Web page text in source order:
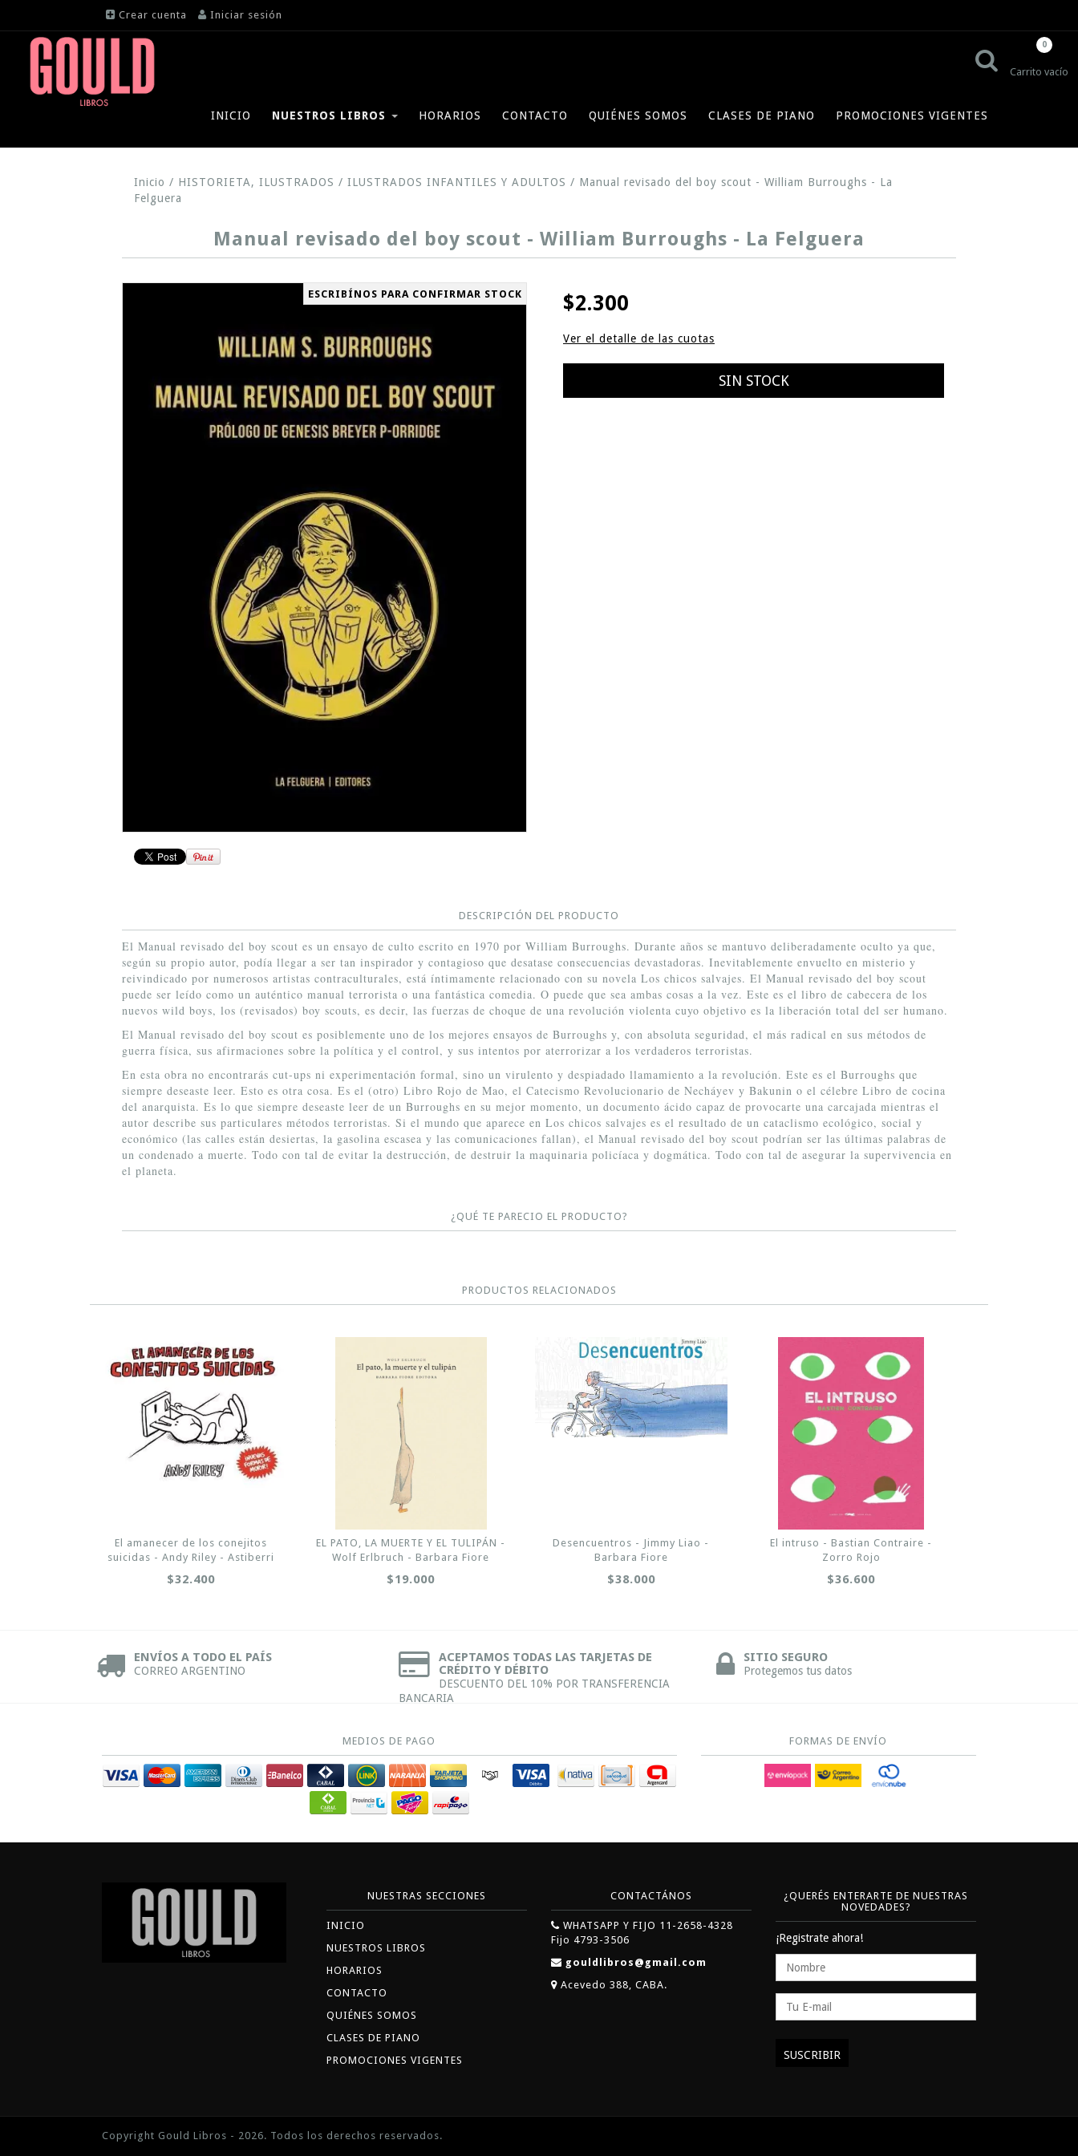
Crear cuenta Iniciar sesión
Carrito vacío
0
INICIO NUESTROS LIBROS HORARIOS CONTACTO QUIÉNES SOMOS CLASES DE PIANO PROMOCIONES VIGENTES
Inicio / HISTORIETA, ILUSTRADOS / ILUSTRADOS INFANTILES Y ADULTOS / Manual revisado del boy scout - William Burroughs - La
Felguera
Manual revisado del boy scout - William Burroughs - La Felguera
ESCRIBÍNOS PARA CONFIRMAR STOCK $2.300
Ver el detalle de las cuotas
DESCRIPCIÓN DEL PRODUCTO
El Manual revisado del boy scout es un ensayo de culto escrito en 1970 por William Burroughs. Durante años se mantuvo deliberadamente oculto ya que,
según su propio autor, podía llegar a ser tan inspirador y contagioso que desatase consecuencias devastadoras. Inevitablemente envuelto en misterio y
reivindicado por numerosos artistas contraculturales, está íntimamente relacionado con su novela Los chicos salvajes. El Manual revisado del boy scout
puede ser leído como un auténtico manual terrorista o una fantástica comedia. O puede que sea ambas cosas a la vez. Este es el libro de cabecera de los
nuevos wild boys, los (revisados) boy scouts, es decir, las fuerzas de choque de una revolución violenta cuyo objetivo es la liberación total del ser humano.
El Manual revisado del boy scout es posiblemente uno de los mejores ensayos de Burroughs y, con absoluta seguridad, el más radical en sus métodos de
guerra física, sus afirmaciones sobre la política y el control, y sus intentos por aterrorizar a los verdaderos terroristas.
En esta obra no encontrarás cut-ups ni experimentación formal, sino un virulento y despiadado llamamiento a la revolución. Este es el Burroughs que
siempre deseaste leer. Esto es otra cosa. Es el (otro) Libro Rojo de Mao, el Catecismo Revolucionario de Necháyev y Bakunin o el célebre Libro de cocina
del anarquista. Es lo que siempre deseaste leer de un Burroughs en su mejor momento, un documento ácido capaz de provocarte una carcajada mientras el
autor describe sus particulares métodos terroristas. Si el mundo que aparece en Los chicos salvajes es el resultado de un cataclismo ecológico, social y
económico (las calles están desiertas, la gasolina escasea y las comunicaciones fallan), el Manual revisado del boy scout podrían ser las últimas palabras de
un condenado a muerte. Todo con tal de evitar la destrucción, de destruir la maquinaria policíaca y dogmática. Todo con tal de asegurar la supervivencia en
el planeta.
¿QUÉ TE PARECIO EL PRODUCTO?
PRODUCTOS RELACIONADOS
El amanecer de los conejitos
suicidas - Andy Riley - Astiberri
$32.400
EL PATO, LA MUERTE Y EL TULIPÁN -
Wolf Erlbruch - Barbara Fiore
$19.000
Desencuentros - Jimmy Liao -
Barbara Fiore
$38.000
El intruso - Bastian Contraire -
Zorro Rojo
$36.600
ENVÍOS A TODO EL PAÍS
CORREO ARGENTINO
ACEPTAMOS TODAS LAS TARJETAS DE
CRÉDITO Y DÉBITO
DESCUENTO DEL 10% POR TRANSFERENCIA
BANCARIA
SITIO SEGURO
Protegemos tus datos
MEDIOS DE PAGO FORMAS DE ENVÍO
NUESTRAS SECCIONES
INICIO
NUESTROS LIBROS
HORARIOS
CONTACTO
QUIÉNES SOMOS
CLASES DE PIANO
PROMOCIONES VIGENTES
CONTACTÁNOS
WHATSAPP Y FIJO 11-2658-4328
Fijo 4793-3506
gouldlibros@gmail.com
Acevedo 388, CABA.
¿QUERÉS ENTERARTE DE NUESTRAS
NOVEDADES?
¡Registrate ahora!
Copyright Gould Libros - 2026. Todos los derechos reservados.